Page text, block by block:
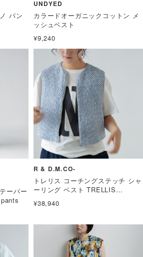
パン
UNDYED
カラードオーガニックコットン メ
ッシュベスト
¥9,240
ーパー
R & D.M.CO-
トレリス コーチングステッチ シャ
ーリング ベスト TRELLIS
VEST
¥38,940